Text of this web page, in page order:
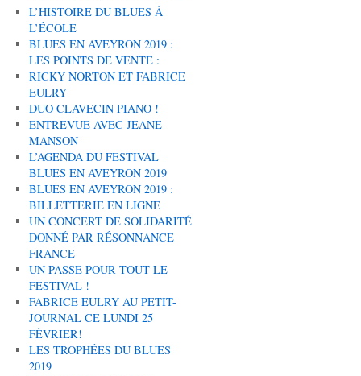
L’HISTOIRE DU BLUES À
L’ÉCOLE
BLUES EN AVEYRON 2019 :
LES POINTS DE VENTE :
RICKY NORTON ET FABRICE
EULRY
DUO CLAVECIN PIANO !
ENTREVUE AVEC JEANE
MANSON
L’AGENDA DU FESTIVAL
BLUES EN AVEYRON 2019
BLUES EN AVEYRON 2019 :
BILLETTERIE EN LIGNE
UN CONCERT DE SOLIDARITÉ
DONNÉ PAR RÉSONNANCE
FRANCE
UN PASSE POUR TOUT LE
FESTIVAL !
FABRICE EULRY AU PETIT-
JOURNAL CE LUNDI 25
FÉVRIER!
LES TROPHÉES DU BLUES
2019